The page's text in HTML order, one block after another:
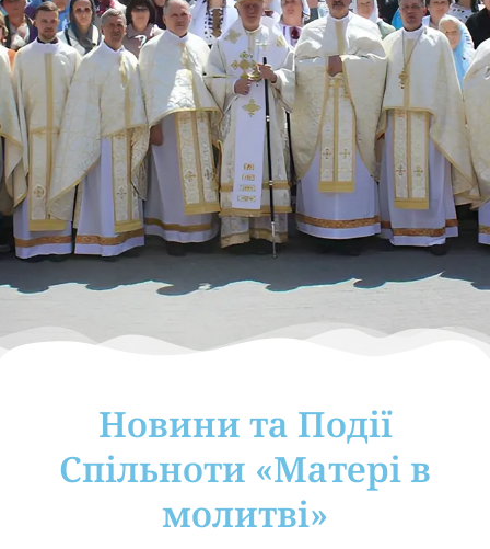
Новини та Події
Cпільноти «Матері в
молитві»